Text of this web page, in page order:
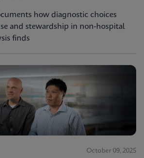
how diagnostic choices
and stewardship in non-hospital
finds
October 09, 2025